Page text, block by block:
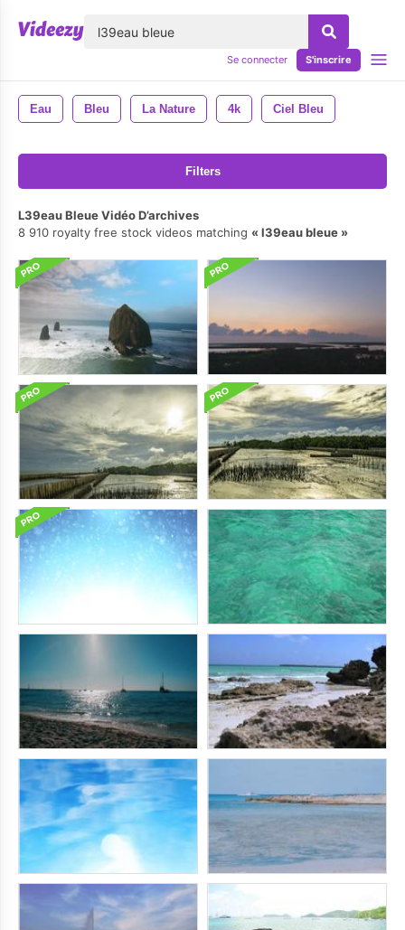
Se connecter S'inscrire
Eau Bleu La Nature 4k Ciel Bleu
Filters
L39eau Bleue Vidéo D’archives
8 910 royalty free stock videos matching
l39eau bleue